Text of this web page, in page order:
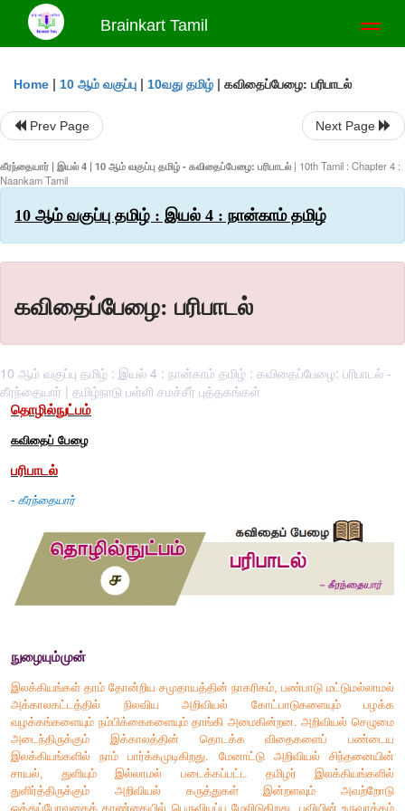
Brainkart Tamil
Home | 10 ஆம் வகுப்பு | 10வது தமிழ் | கவிதைப்பேழை: பரிபாடல்
Prev Page Next Page
கீரந்தையார் | இயல் 4 | 10 ஆம் வகுப்பு தமிழ் - கவிதைப்பேழை: பரிபாடல் | 10th Tamil : Chapter 4 :
Naankam Tamil
10 ஆம் வகுப்பு தமிழ் : இயல் 4 : நான்காம் தமிழ்
கவிதைப்பேழை: பரிபாடல்
10 ஆம் வகுப்பு தமிழ் : இயல் 4 : நான்காம் தமிழ் : கவிதைப்பேழை: பரிபாடல் -
கீரந்தையார் | தமிழ்நாடு பள்ளி சமச்சீர் புத்தகங்கள்
தொழில்நுட்பம்
கவிதைப் பேழை
பரிபாடல்